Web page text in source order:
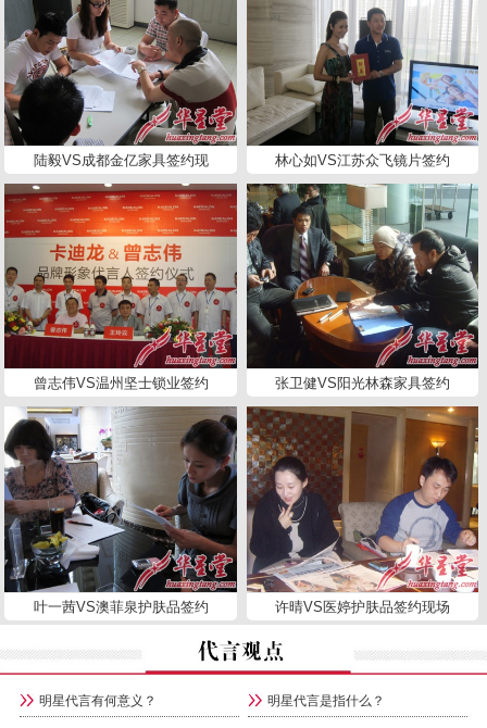
陆毅VS成都金亿家具签约现 林心如VS江苏众飞镜片签约
曾志伟VS温州坚士锁业签约 张卫健VS阳光林森家具签约
叶一茜VS澳菲泉护肤品签约 许晴VS医婷护肤品签约现场
明星代言有何意义？ 明星代言是指什么？